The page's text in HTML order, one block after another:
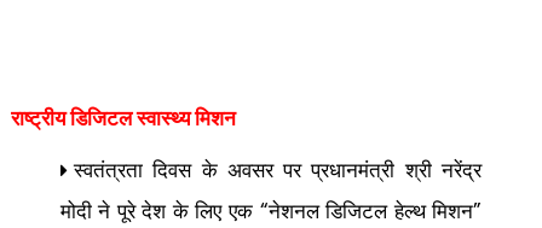
राष्‍ट्रीय डिजिटल स्‍वास्‍थ्‍य मिशन
स्वतंत्रता दिवस के अवसर पर प्रधानमंत्री श्री नरेंद्र
मोदी ने पूरे देश के लिए एक “नेशनल डिजिटल हेल्थ मिशन”